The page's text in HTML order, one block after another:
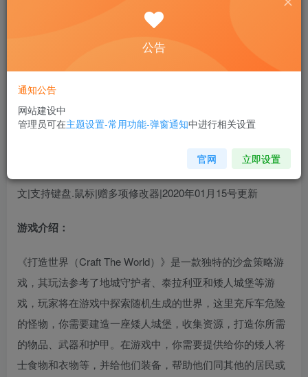
5
暂时无法购买，请与客服联系
v1.7.000版|集成LonelyMountainDLC|容量800MB|官方简体中
文|支持键盘.鼠标|赠多项修改器|2020年01月15号更新
游戏介绍：
《打造世界（Craft The World）》是一款独特的沙盒策略游
戏，其玩法参考了地城守护者、泰拉利亚和矮人城堡等游
戏，玩家将在游戏中探索随机生成的世界，这里充斥车危险
的怪物，你需要建造一座矮人城堡，收集资源，打造你所需
的物品、武器和护甲。在游戏中，你需要提供给你的矮人将
士食物和衣物等，并给他们装备，帮助他们同其他的居民或
公告
通知公告
网站建设中
管理员可在主题设置-常用功能-弹窗通知中进行相关设置
官网 立即设置